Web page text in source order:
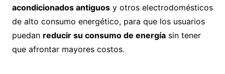
acondicionados antiguosy otros electrodomésticos
de alto consumo energético, para que los usuarios
puedan reducir su consumo de energíasin tener
que afrontar mayores costos.